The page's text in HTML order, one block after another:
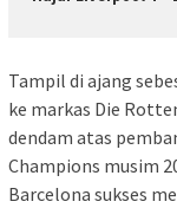
Tampil di ajang
ke markas Die
dendam atas
Champions musim
Barcelona sukses